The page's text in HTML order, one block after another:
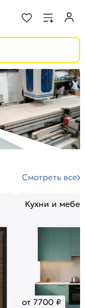
Смотреть все
Кухни и
от 7700 ₽